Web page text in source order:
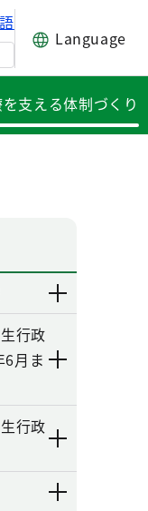
Language
支える体制づくり
行政
月ま
行政